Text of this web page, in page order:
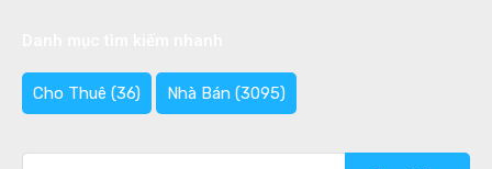
Cho Thuê (36) Nhà Bán (3095)